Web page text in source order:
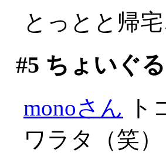
とっとと帰
#5 ちょいぐ
monoさん ト
ワラタ（笑）